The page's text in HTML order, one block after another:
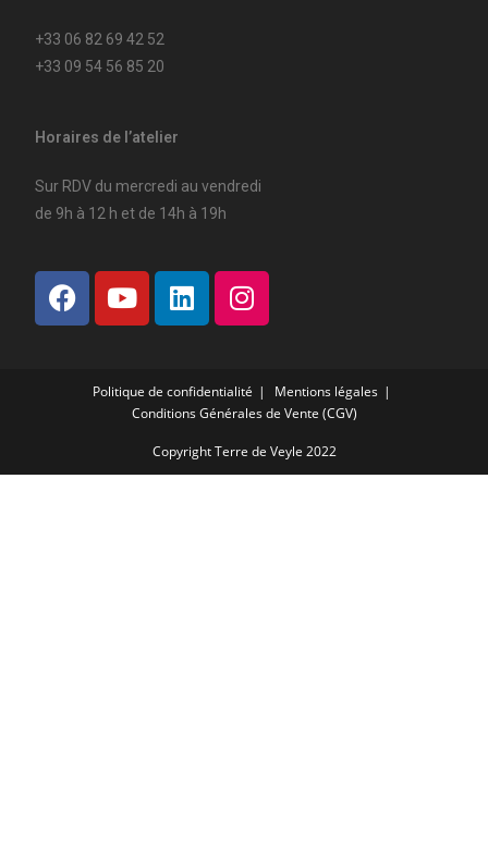
+33 06 82 69 42 52
+33 09 54 56 85 20
Horaires de l’atelier
Sur RDV du mercredi au vendredi
de 9h à 12 h et de 14h à 19h
Politique de confidentialité
Mentions légales
Conditions Générales de Vente (CGV)
Copyright Terre de Veyle 2022